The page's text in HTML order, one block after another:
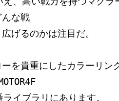
んな戦
げるのかは注目だ。
を貴重にしたカラーリン